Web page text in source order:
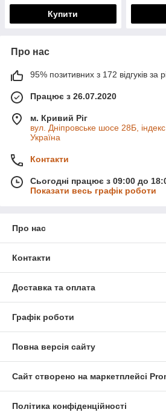
Купити
Про нас
95% позитивних з 172 відгуків за
Працює з 26.07.2020
м. Кривий Ріг
вул. Дніпровське шосе 28Б,
Україна
Контакти
Сьогодні працює з 09:00 до
Показати весь графік роботи
Про нас
Контакти
Доставка та оплата
Графік роботи
Повна версія сайту
Сайт створено на маркетплейсі
Політика конфіденційності